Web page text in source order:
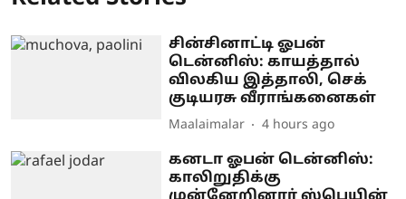
சின்சினாட்டி ஓபன்
டென்னிஸ்: காயத்தால்
விலகிய இத்தாலி, செக்
குடியரசு வீராங்கனைகள்
Maalaimalar 4 hours ago
கனடா ஓபன் டென்னிஸ்:
காலிறுதிக்கு